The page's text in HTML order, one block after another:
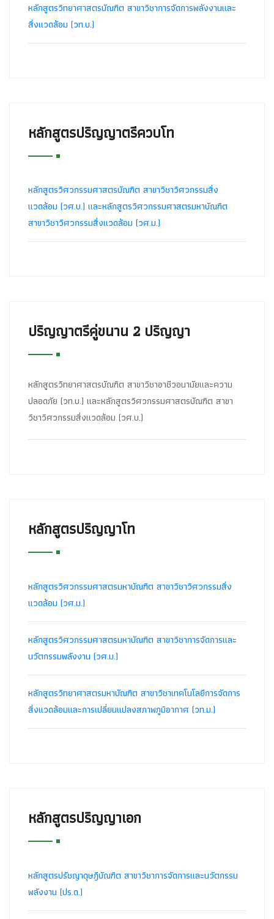
หลักสูตรวิทยาศาสตรบัณฑิต สาขาวิชาการจัดการพลังงานและ
สิ่งแวดล้อม (วท.บ.)
หลักสูตรปริญญาตรีควบโท
หลักสูตรวิศวกรรมศาสตรบัณฑิต สาขาวิชาวิศวกรรมสิ่ง
แวดล้อม (วศ.บ.) และหลักสูตรวิศวกรรมศาสตรมหาบัณฑิต
สาขาวิชาวิศวกรรมสิ่งแวดล้อม (วศ.ม.)
ปริญญาตรีคู่ขนาน 2 ปริญญา
หลักสูตรวิทยาศาสตรบัณฑิต สาขาวิชาอาชีวอนามัยและความ
ปลอดภัย (วท.บ.) และหลักสูตรวิศวกรรมศาสตรบัณฑิต สาขา
วิชาวิศวกรรมสิ่งแวดล้อม (วศ.บ.)
หลักสูตรปริญญาโท
หลักสูตรวิศวกรรมศาสตรมหาบัณฑิต สาขาวิชาวิศวกรรมสิ่ง
แวดล้อม (วศ.ม.)
หลักสูตรวิศวกรรมศาสตรมหาบัณฑิต สาขาวิชาการจัดการและ
นวัตกรรมพลังงาน (วศ.ม.)
หลักสูตรวิทยาศาสตรมหาบัณฑิต สาขาวิชาเทคโนโลยีการจัดการ
สิ่งแวดล้อมและการเปลี่ยนแปลงสภาพภูมิอากาศ (วท.ม.)
หลักสูตรปริญญาเอก
หลักสูตรปรัชญาดุษฎีบัณฑิต สาขาวิชาการจัดการและนวัตกรรม
พลังงาน (ปร.ด.)